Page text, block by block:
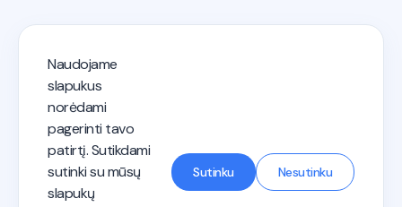
Naudojame
slapukus
norėdami
pagerinti tavo
patirtį. Sutikdami
sutinki su mūsų
slapukų
Sutinku Nesutinku
Privatumo politika
Vairuotojo kategorijos
Mokymas vairuotiSusisiek su mumis